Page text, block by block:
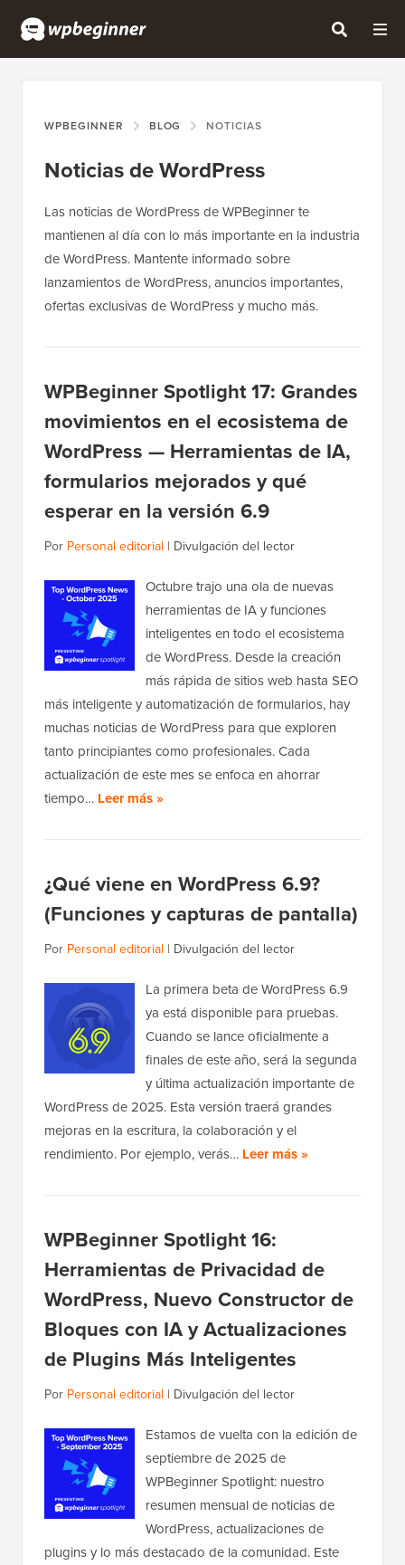
WPBEGINNER BLOG NOTICIAS
Noticias de WordPress
Las noticias de WordPress de WPBeginner te
mantienen al día con lo más importante en la industria
de WordPress. Mantente informado sobre
lanzamientos de WordPress, anuncios importantes,
ofertas exclusivas de WordPress y mucho más.
WPBeginner Spotlight 17: Grandes
movimientos en el ecosistema de
WordPress — Herramientas de IA,
formularios mejorados y qué
esperar en la versión 6.9
Por Personal editorial | Divulgación del lector
Octubre trajo una ola de nuevas
herramientas de IA y funciones
inteligentes en todo el ecosistema
de WordPress. Desde la creación
más rápida de sitios web hasta SEO
más inteligente y automatización de formularios, hay
muchas noticias de WordPress para que exploren
tanto principiantes como profesionales. Cada
actualización de este mes se enfoca en ahorrar
tiempo… Leer más »
¿Qué viene en WordPress 6.9?
(Funciones y capturas de pantalla)
Por Personal editorial | Divulgación del lector
La primera beta de WordPress 6.9
ya está disponible para pruebas.
Cuando se lance oficialmente a
finales de este año, será la segunda
y última actualización importante de
WordPress de 2025. Esta versión traerá grandes
mejoras en la escritura, la colaboración y el
rendimiento. Por ejemplo, verás… Leer más »
WPBeginner Spotlight 16:
Herramientas de Privacidad de
WordPress, Nuevo Constructor de
Bloques con IA y Actualizaciones
de Plugins Más Inteligentes
Por Personal editorial | Divulgación del lector
Estamos de vuelta con la edición de
septiembre de 2025 de
WPBeginner Spotlight: nuestro
resumen mensual de noticias de
WordPress, actualizaciones de
plugins y lo más destacado de la comunidad. Este